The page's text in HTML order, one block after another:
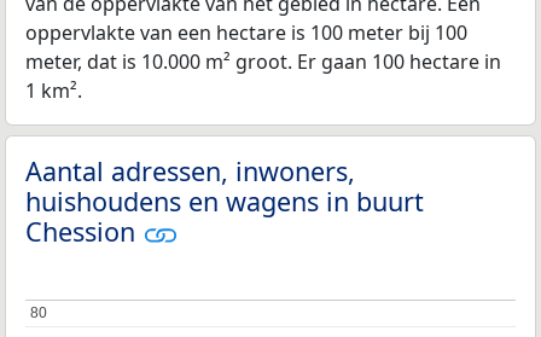
oppervlakte van een hectare is 100 meter bij 100
meter, dat is 10.000 m² groot. Er gaan 100 hectare in
1 km².
Aantal adressen, inwoners,
huishoudens en wagens in buurt
Chession
80
80